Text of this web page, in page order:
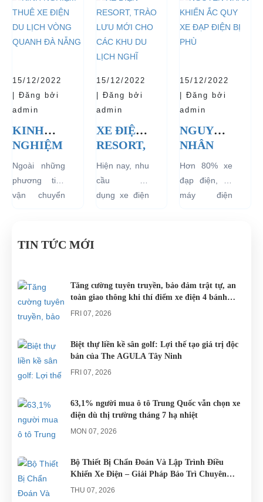
CHẠY
NHẤT
HIỆN
mà thân thiện
với môi
trường, đặc
những ưu...
ĐIỆN 04
BÁNH
CHỞ
KHÁCH
TẠI CÁC
KHU
VỰC
HẠN
CHẾ
Thủ tướng
Chính phủ đã
đồng ý việc
thí điểm việc
chạy bằng
điện...
CHO XE
sẽ mang lại
hiệu quả sử
dụng lâu dài
15/12/2022
| Đăng bởi
admin
KINH
NGHIỆM
THUÊ XE
ĐIỆN DU
LỊCH
NẴNG
Ngoài những
phương tiện
vận chuyển
xe đạp, du
thể lựa chọn
cho mình
những
Đà...
15/12/2022
| Đăng bởi
admin
XE ĐIỆN
RESORT,
TRÀO
LƯU
MỚI
CHO
Hiện nay, nhu
cầu sử
dụng xe điện
khắp cả
nước.
15/12/2022
| Đăng bởi
admin
NGUYÊN
NHÂN
KHIẾN
ẮC QUY
XE ĐẠP
ĐIỆN BỊ
Hơn 80% xe
đạp điện, xe
máy điện
quy. Do đó
các trục trặc
TIN TỨC MỚI
Tăng cường tuyên truyền, bảo đảm trật tự, an
toàn giao thông khi thí điểm xe điện 4 bánh
phục vụ du lịch
FRI 07, 2026
Biệt thự liền kề sân golf: Lợi thế tạo giá trị độc
bản của The AGULA Tây Ninh
FRI 07, 2026
63,1% người mua ô tô Trung Quốc vẫn chọn xe
điện dù thị trường tháng 7 hạ nhiệt
MON 07, 2026
Bộ Thiết Bị Chẩn Đoán Và Lập Trình Điều
Khiển Xe Điện – Giải Pháp Bảo Trì Chuyên
Nghiệp
THU 07, 2026